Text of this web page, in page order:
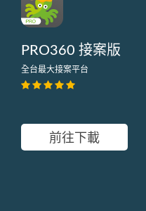
PRO360 接案版
全台最大接案平台
前往下載